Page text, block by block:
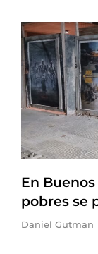
En
pobres se
Daniel Gutman